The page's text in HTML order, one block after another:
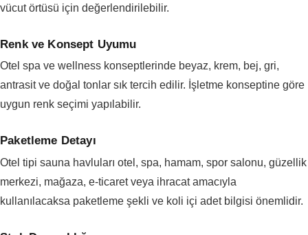
vücut örtüsü için değerlendirilebilir.
Renk ve Konsept Uyumu
Otel spa ve wellness konseptlerinde beyaz, krem, bej, gri,
antrasit ve doğal tonlar sık tercih edilir. İşletme konseptine göre
uygun renk seçimi yapılabilir.
Paketleme Detayı
Otel tipi sauna havluları otel, spa, hamam, spor salonu, güzellik
merkezi, mağaza, e-ticaret veya ihracat amacıyla
kullanılacaksa paketleme şekli ve koli içi adet bilgisi önemlidir.